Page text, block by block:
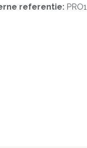
referentie: